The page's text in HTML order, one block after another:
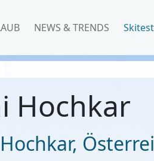
NEWS & TRENDS
Hochkar
,